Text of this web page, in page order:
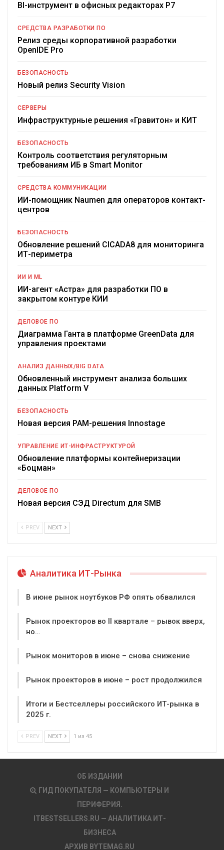
BI-инструмент в офисных редакторах Р7
СРЕДСТВА РАЗРАБОТКИ ПО
Релиз среды корпоративной разработки
OpenIDE Pro
БЕЗОПАСНОСТЬ
Новый релиз Security Vision
СЕРВЕРЫ
Инфраструктурные решения «Гравитон» и КИТ
БЕЗОПАСНОСТЬ
Контроль соответствия регуляторным
требованиям ИБ в Smart Monitor
СРЕДСТВА КОММУНИКАЦИИ
ИИ-помощник Naumen для операторов контакт-
центров
БЕЗОПАСНОСТЬ
Обновление решений CICADA8 для мониторинга
ИТ-периметра
ИИ И ML
ИИ-агент «Астра» для разработки ПО в
закрытом контуре КИИ
ДЕЛОВОЕ ПО
Диаграмма Ганта в платформе GreenData для
управления проектами
АНАЛИЗ ДАННЫХ/BIG DATA
Обновленный инструмент анализа больших
данных Platform V
БЕЗОПАСНОСТЬ
Новая версия PAM-решения Innostage
УПРАВЛЕНИЕ ИТ-ИНФРАСТРУКТУРОЙ
Обновление платформы контейнеризации
«Боцман»
ДЕЛОВОЕ ПО
Новая версия СЭД Directum для SMB
PREV NEXT
Аналитика ИТ-Рынка
В июне рынок ноутбуков РФ опять обвалился
Рынок проекторов во II квартале – рывок вверх,
но…
Рынок мониторов в июне – снова снижение
Рынок проекторов в июне – рост продолжился
Итоги и Бестселлеры российского ИТ-рынка в
2025 г.
PREV NEXT 1 из 45
ОБ ИЗДАНИИ
ГИД ПОКУПАТЕЛЯ — КОМПЬЮТЕРЫ И
ПЕРИФЕРИЯ.
ITBESTSELLERS.RU — АНАЛИТИКА ИТ-
БИЗНЕСА
АРХИВ BYTEMAG.RU